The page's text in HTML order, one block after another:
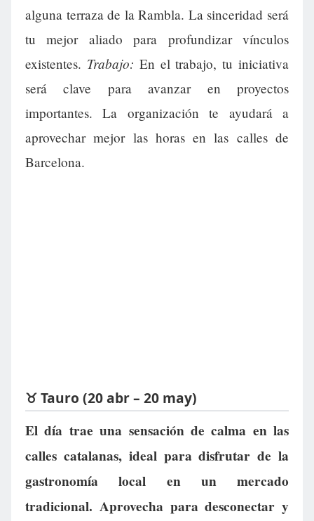
alguna terraza de la Rambla. La sinceridad será
tu mejor aliado para profundizar vínculos
existentes. Trabajo: En el trabajo, tu iniciativa
será clave para avanzar en proyectos
importantes. La organización te ayudará a
aprovechar mejor las horas en las calles de
Barcelona.
♉ Tauro (20 abr – 20 may)
El día trae una sensación de calma en las
calles catalanas, ideal para disfrutar de la
gastronomía local en un mercado
tradicional. Aprovecha para desconectar y